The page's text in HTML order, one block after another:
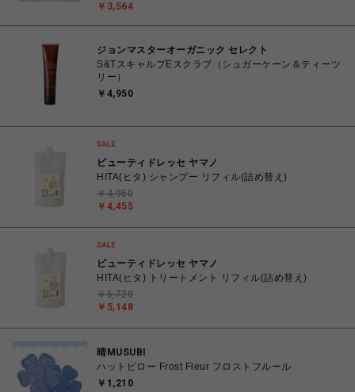
￥3,564
ジョンマスターオーガニック セレクト
S&TスキャルプEスクラブ（シュガーケーン＆ティーツ
リー）
￥4,950
ビューティドレッセ ヤマノ
HITA(ヒタ) シャンプー リフィル(詰め替え)
￥4,455
￥4,950
ビューティドレッセ ヤマノ
HITA(ヒタ) トリートメント リフィル(詰め替え)
￥5,148
￥5,720
晴MUSUBI
ハットピロー Frost Fleur フロストフルール
￥1,210